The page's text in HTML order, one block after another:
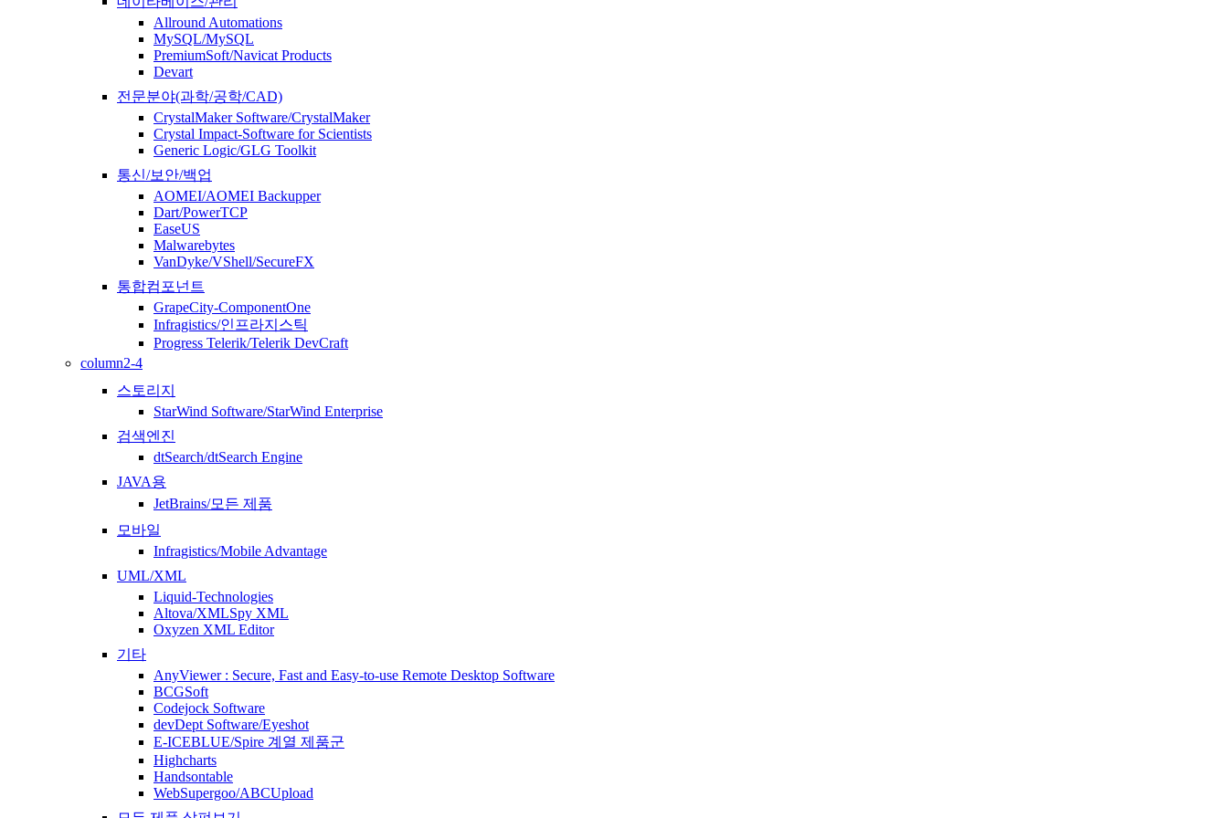
Allround Automations
MySQL/MySQL
PremiumSoft/Navicat Products
Devart
전문분야(과학/공학/CAD)
CrystalMaker Software/CrystalMaker
Crystal Impact-Software for Scientists
Generic Logic/GLG Toolkit
통신/보안/백업
AOMEI/AOMEI Backupper
Dart/PowerTCP
EaseUS
Malwarebytes
VanDyke/VShell/SecureFX
통합컴포넌트
GrapeCity-ComponentOne
Infragistics/인프라지스틱
Progress Telerik/Telerik DevCraft
column2-4
스토리지
StarWind Software/StarWind Enterprise
검색엔진
dtSearch/dtSearch Engine
JAVA용
JetBrains/모든 제품
모바일
Infragistics/Mobile Advantage
UML/XML
Liquid-Technologies
Altova/XMLSpy XML
Oxyzen XML Editor
기타
AnyViewer : Secure, Fast and Easy-to-use Remote Desktop Software
BCGSoft
Codejock Software
devDept Software/Eyeshot
E-ICEBLUE/Spire 계열 제품군
Highcharts
Handsontable
WebSupergoo/ABCUpload